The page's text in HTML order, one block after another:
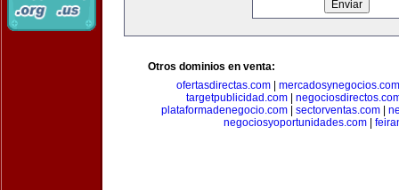
Otros dominios en venta:
ofertasdirectas.com
mercadosynegocios.com
targetpublicidad.com
plataformadenegocio.com| sectorventas.com|
negociosyoportunidades.com